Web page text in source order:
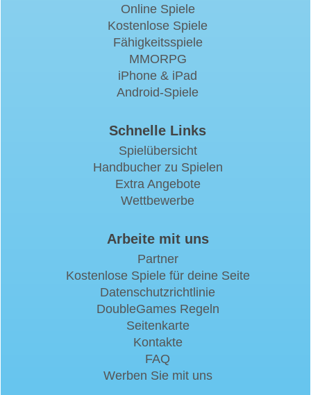
Online Spiele
Kostenlose Spiele
Fähigkeitsspiele
MMORPG
iPhone & iPad
Android-Spiele
Schnelle Links
Spielübersicht
Handbucher zu Spielen
Extra Angebote
Wettbewerbe
Arbeite mit uns
Partner
Kostenlose Spiele für deine Seite
Datenschutzrichtlinie
DoubleGames Regeln
Seitenkarte
Kontakte
FAQ
Werben Sie mit uns